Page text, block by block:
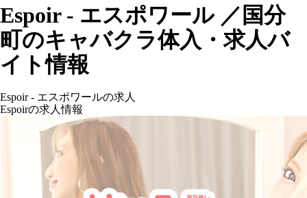
Espoir - エスポワール ／国分
町のキャバクラ体入・求人バ
イト情報
Espoir - エスポワールの求人
Espoirの求人情報